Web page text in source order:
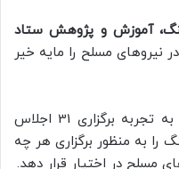
آموزش و پژوهش ستاد
نیروهای مسلح را مایه خیر
وی افزود: ستاد اقامه نماز با توجه به تجربه برگزاری 31 اجلاس
را به منظور برگزاری هر چه
مسلح در اختیار قرار دهد.